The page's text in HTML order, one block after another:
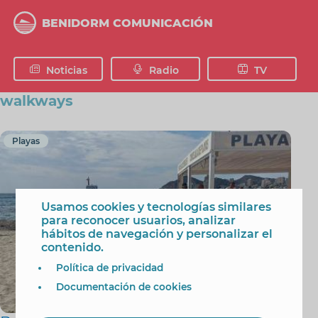
contenido
BENIDORM COMUNICACIÓN
Noticias Radio TV
walkways
Playas
Usamos cookies y tecnologías similares
para reconocer usuarios, analizar
hábitos de navegación y personalizar el
contenido.
Política de privacidad
Documentación de cookies